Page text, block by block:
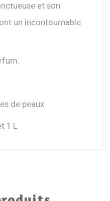
et son
un incontournable
de peaux
1 L